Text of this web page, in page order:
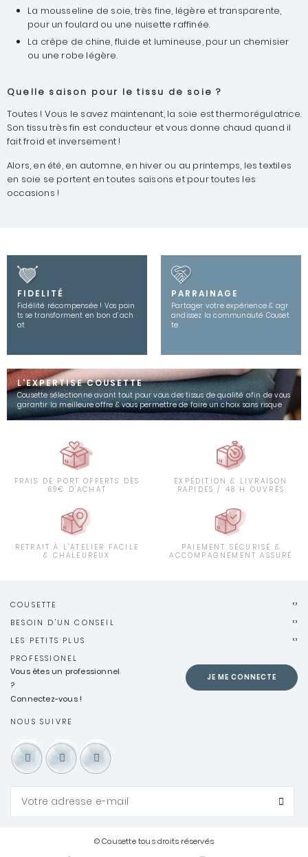
La mousseline de soie, très fine, légère et transparente,
pour un foulard ou une nuisette raffinée.
La crêpe de chine, fluide et lumineuse, pour un chemisier
ou une robe légère.
Quelle saison pour le tissu de soie ?
Toutes ! Vous le savez maintenant, la soie est thermorégulatrice.
Son tissu très fin est conducteur et vous donne chaud quand il
fait froid et inversement !
Alors, en été, en automne, en hiver ou au printemps, les textiles
en soie se portent en toutes saisons et pour toutes les
occasions !
FIDELITÉ
Fidélité récompensée ! Vos poin
ts se transforment en bon d’ach
at
PARRAINAGE
Partager votre expérience & agr
andissez la communauté Couset
te
L'EXPERTISE COUSETTE
Cousette sélectionne avant tout pour vous des tissus de qualité afin de vous
garantir la meilleure offre & vous permettre de faire un choix sans risque
FRAIS DE PORT OFFERTS DÈS
69€ D'ACHAT
EXPÉDITION & LIVRAISON
RAPIDES / 48 H OUVRÉS
RETRAIT À L'ATELIER FACILE
& CHALEUREUX
PAIEMENT SÉCURISÉ &
ACCOMPAGNEMENT ASSURÉ
COUSETTE
BESOIN D'UN CONSEIL
LES PETITS PLUS
PROFESSIONEL
Vous êtes un professionnel
?
Connectez-vous !
JE ME CONNECTE
NOUS SUIVRE
© Cousette tous droits réservés